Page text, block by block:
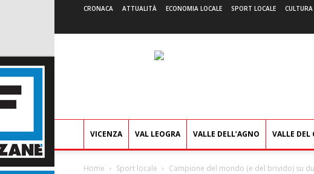
CRONACA ATTUALITÀ ECONOMIA LOCALE SPORT LOCALE
VICENZA VAL LEOGRA VALLE DELL’AGNO VALLE DEL
Home Sport locale Campione del mondo (e del brivido) su